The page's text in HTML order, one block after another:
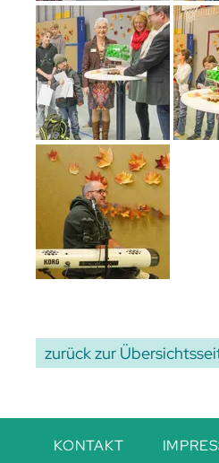
zurück zur
überspringen
KONTAKT